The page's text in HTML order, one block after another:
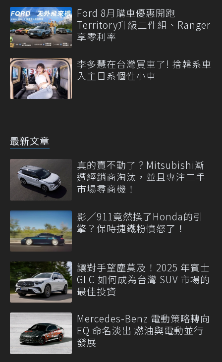
Ford 8月購車優惠開跑
Territory升級三件組、Ranger
享零利率
李多慧在台灣買車了! 捨韓系車
入主日系個性小車
最新文章
真的賣不動了？Mitsubishi漸
遭經銷商淘汰，並且專注二手
市場尋商機！
影／911竟然換了Honda的引
擎？保時捷鐵粉憤怒了！
讓對手望塵莫及！2025 年賓士
GLC 如何成為台灣 SUV 市場的
最佳投資
Mercedes-Benz 電動策略轉向
EQ 命名淡出 燃油與電動並行
發展